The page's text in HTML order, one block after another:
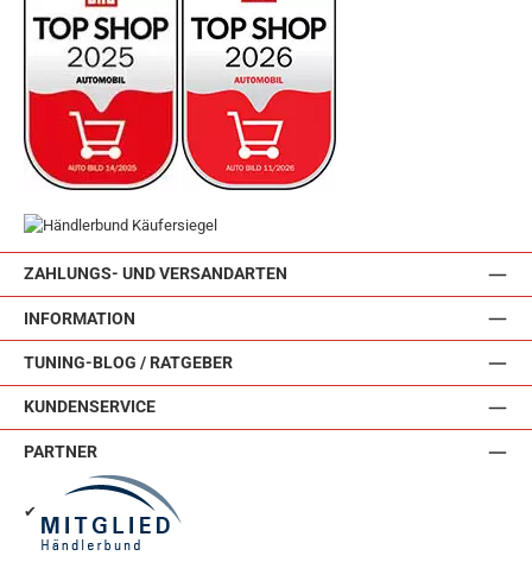
ZAHLUNGS- UND VERSANDARTEN
INFORMATION
TUNING-BLOG / RATGEBER
KUNDENSERVICE
PARTNER
✔